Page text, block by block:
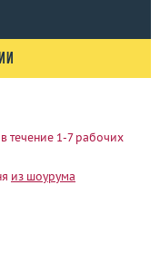
в течение 1-7 рабочих
из шоурума